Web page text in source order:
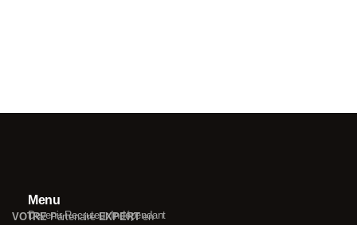
VOTREPartenaireEXPERTen
Menu
Devenir Recruteur Indépendant